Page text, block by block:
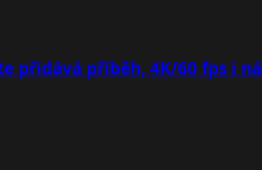
přidává příběh, 4K/60 fps i